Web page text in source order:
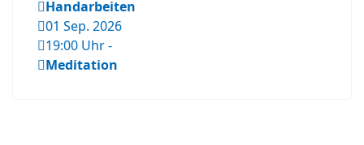
Handarbeiten
01 Sep. 2026
19:00 Uhr-
Meditation